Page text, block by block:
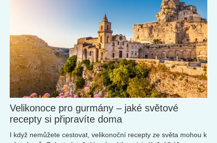
Velikonoce pro gurmány – jaké světové
recepty si připravíte doma
I když nemůžete cestovat, velikonoční recepty ze světa mohou k